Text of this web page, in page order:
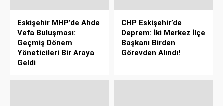
Eskişehir MHP’de Ahde
Vefa Buluşması:
Geçmiş Dönem
Yöneticileri Bir Araya
Geldi
CHP Eskişehir’de
Deprem: İki Merkez İlçe
Başkanı Birden
Görevden Alındı!